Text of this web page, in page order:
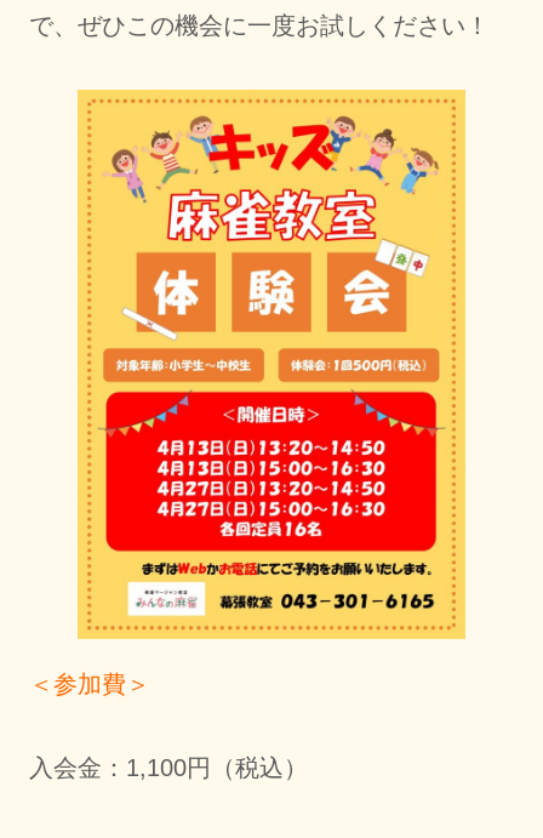
で、ぜひこの機会に一度お試しください！
＜参加費＞
入会金：1,100円（税込）